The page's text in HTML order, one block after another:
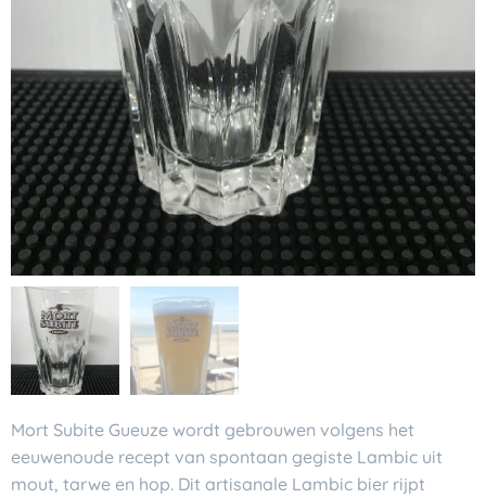
Mort Subite Gueuze wordt gebrouwen volgens het
eeuwenoude recept van spontaan gegiste Lambic uit
mout, tarwe en hop. Dit artisanale Lambic bier rijpt